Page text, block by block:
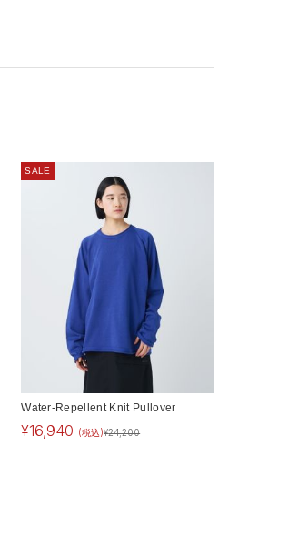
SALE
Water-Repellent Knit Pullover
¥16,940 (税込)¥24,200